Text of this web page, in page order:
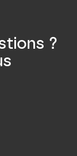
?